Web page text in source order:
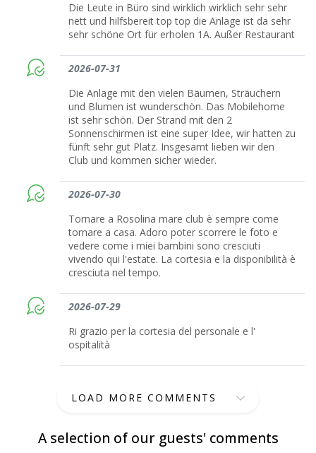
A selection of our guests' comments
Die Leute in Büro sind wirklich wirklich sehr sehr
nett und hilfsbereit top top die Anlage ist da sehr
sehr schöne Ort für erholen 1A. Außer Restaurant
2026-07-31
Die Anlage mit den vielen Bäumen, Sträuchern
und Blumen ist wunderschön. Das Mobilehome
ist sehr schön. Der Strand mit den 2
Sonnenschirmen ist eine super Idee, wir hatten zu
fünft sehr gut Platz. Insgesamt lieben wir den
Club und kommen sicher wieder.
2026-07-30
Tornare a Rosolina mare club è sempre come
tornare a casa. Adoro poter scorrere le foto e
vedere come i miei bambini sono cresciuti
vivendo qui l'estate. La cortesia e la disponibilità è
cresciuta nel tempo.
2026-07-29
Ri grazio per la cortesia del personale e l'
ospitalità
LOAD MORE COMMENTS